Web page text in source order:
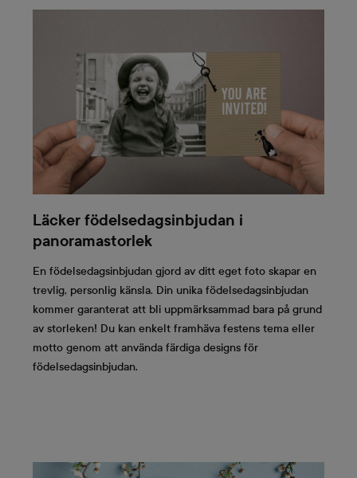
Läcker födelsedagsinbjudan i
panoramastorlek
En födelsedagsinbjudan gjord av ditt eget foto skapar en
trevlig, personlig känsla. Din unika födelsedagsinbjudan
kommer garanterat att bli uppmärksammad bara på grund
av storleken! Du kan enkelt framhäva festens tema eller
motto genom att använda färdiga designs för
födelsedagsinbjudan.